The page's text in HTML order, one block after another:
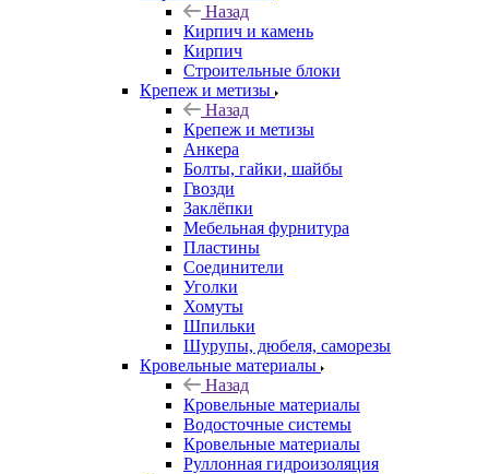
Назад
Кирпич и камень
Кирпич
Строительные блоки
Крепеж и метизы
Назад
Крепеж и метизы
Анкера
Болты, гайки, шайбы
Гвозди
Заклёпки
Мебельная фурнитура
Пластины
Соединители
Уголки
Хомуты
Шпильки
Шурупы, дюбеля, саморезы
Кровельные материалы
Назад
Кровельные материалы
Водосточные системы
Кровельные материалы
Руллонная гидроизоляция